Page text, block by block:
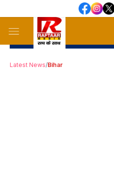
Latest News/Bihar